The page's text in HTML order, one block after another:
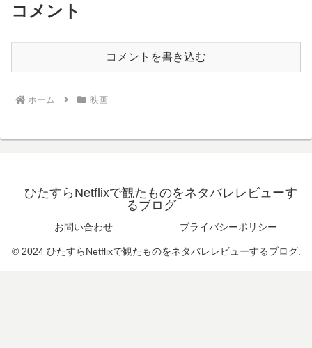
コメント
コメントを書き込む
ホーム 映画
ひたすらNetflixで観たものをネタバレレビューす
るブログ
お問い合わせ プライバシーポリシー
© 2024 ひたすらNetflixで観たものをネタバレレビューするブログ.